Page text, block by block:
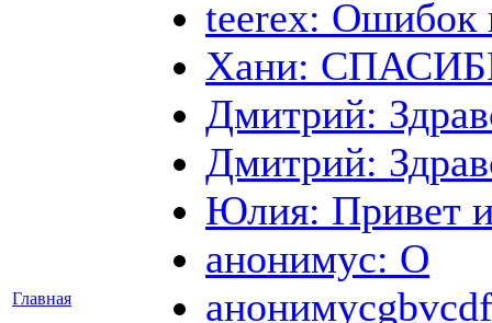
Главная
teerex: Ошибок
Хани:
Дмитрий:
Дмитрий:
Юлия: Привет
анонимус: О